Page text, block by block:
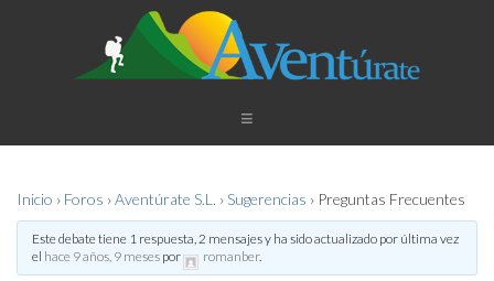
Inicio › Foros ›Aventúrate S.L. › Sugerencias › Preguntas Frecuentes
Este debate tiene 1 respuesta, 2 mensajes y ha sido actualizado por última vez
el hace 9 años, 9 mesespor romanber.